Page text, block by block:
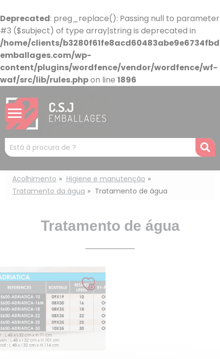
Deprecated: preg_replace(): Passing null to parameter
#3 ($subject) of type array|string is deprecated in
/home/clients/
emballages.com/wp-
content/plugins/wordfence/vendor/wordfence/wf-
waf/src/lib/rules.phpon line 1896
Mots
clés
:
Acolhimento
Higiene e manutenção
Tratamento da água
Tratamento de água
Tratamento de água